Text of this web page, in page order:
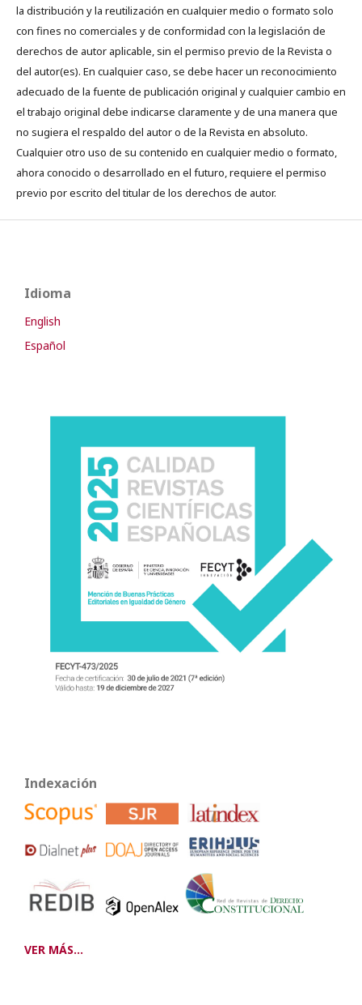
la distribución y la reutilización en cualquier medio o formato solo
con fines no comerciales y de conformidad con la legislación de
derechos de autor aplicable, sin el permiso previo de la Revista o
del autor(es). En cualquier caso, se debe hacer un reconocimiento
adecuado de la fuente de publicación original y cualquier cambio en
el trabajo original debe indicarse claramente y de una manera que
no sugiera el respaldo del autor o de la Revista en absoluto.
Cualquier otro uso de su contenido en cualquier medio o formato,
ahora conocido o desarrollado en el futuro, requiere el permiso
previo por escrito del titular de los derechos de autor.
Idioma
English
Español
Indexación
VER MÁS...